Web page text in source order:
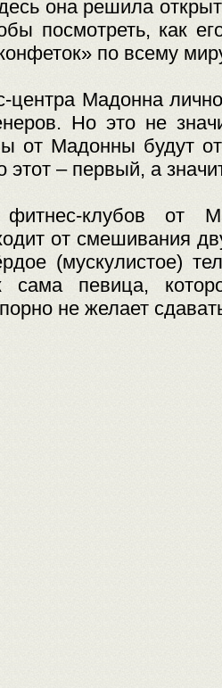
она решила
посмотреть, как
по всему
центра Мадонна
Но это не
от Мадонны будут
этот – первый, а
фитнес-клубов от
от смешивания
(мускулистое)
сама певица,
не желает